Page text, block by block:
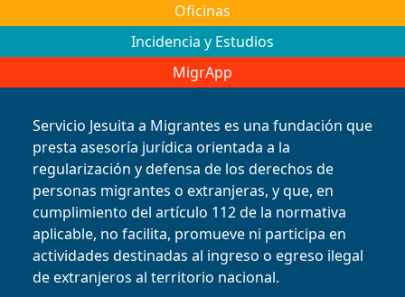
Oficinas
Incidencia y Estudios
MigrApp
Servicio Jesuita a Migrantes es una fundación que
presta asesoría jurídica orientada a la
regularización y defensa de los derechos de
personas migrantes o extranjeras, y que, en
cumplimiento del artículo 112 de la normativa
aplicable, no facilita, promueve ni participa en
actividades destinadas al ingreso o egreso ilegal
de extranjeros al territorio nacional.